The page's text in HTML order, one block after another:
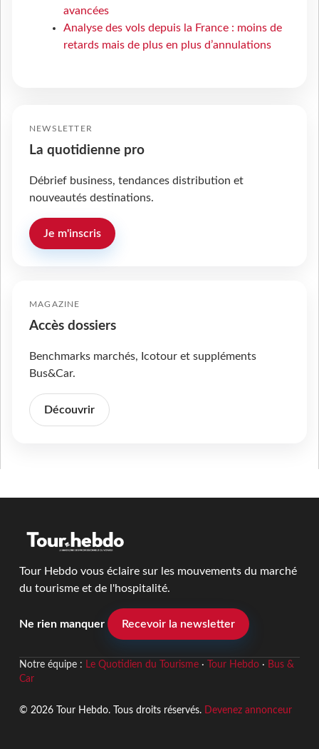
avancées
Analyse des vols depuis la France : moins de
retards mais de plus en plus d’annulations
NEWSLETTER
La quotidienne pro
Débrief business, tendances distribution et
nouveautés destinations.
Je m'inscris
MAGAZINE
Accès dossiers
Benchmarks marchés, Icotour et suppléments
Bus&Car.
Découvrir
Tour Hebdo vous éclaire sur les mouvements du marché
du tourisme et de l'hospitalité.
Ne rien manquer Recevoir la newsletter
Notre équipe : Le Quotidien du Tourisme· Tour Hebdo· Bus &
Car
© 2026 Tour Hebdo. Tous droits réservés. Devenez annonceur